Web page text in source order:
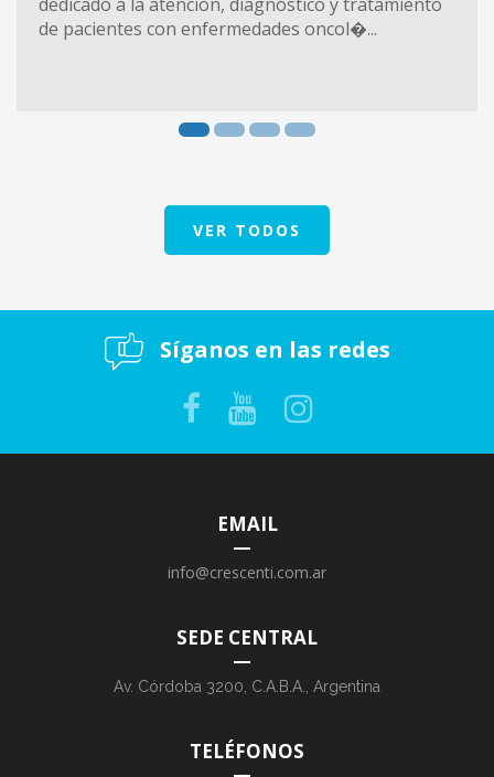
de pacientes con enfermedades oncol�...
VER TODOS
Síganos en las redes
EMAIL
info@crescenti.com.ar
SEDE CENTRAL
Av. Córdoba 3200, C.A.B.A., Argentina
TELÉFONOS